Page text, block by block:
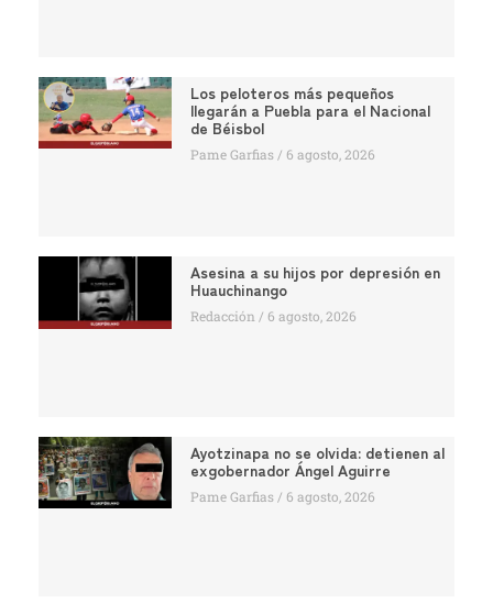
Los peloteros más pequeños
llegarán a Puebla para el Nacional
de Béisbol
Pame Garfias 6 agosto, 2026
Asesina a su hijos por depresión en
Huauchinango
Redacción 6 agosto, 2026
Ayotzinapa no se olvida: detienen al
exgobernador Ángel Aguirre
Pame Garfias 6 agosto, 2026